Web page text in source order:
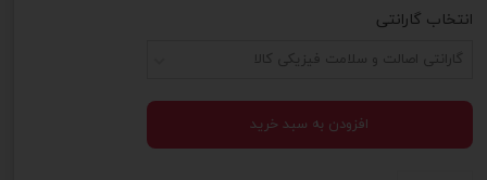
انتخاب گارانتی
گارانتی اصالت و سلامت فیزیکی کالا
افزودن به سبد خرید